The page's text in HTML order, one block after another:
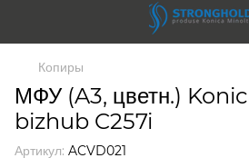
Копиры
МФУ (A3, цветн.)
bizhub C257i
Артикул: ACVD021